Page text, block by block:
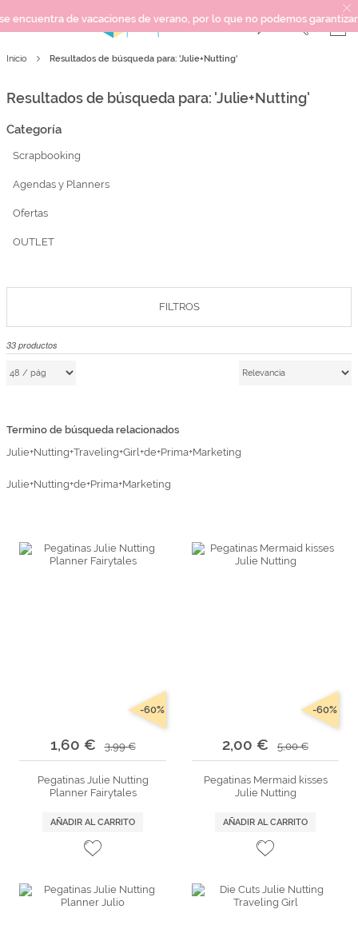
vacaciones de verano, por lo que no podemos garantizar los
OUTLET
Marcas
Top Ventas
Temática
SCRAPBOOKING
CRAFT Y DIY
PAPELERÍA Y FIESTAS
REGALOS
Inicio Resultados de búsqueda para: 'Julie+Nutting'
Resultados de búsqueda para: 'Julie+Nutting'
33 productos
Termino de búsqueda relacionados
Julie+Nutting+Traveling+Girl+de+Prima+Marketing
Julie+Nutting+de+Prima+Marketing
1,60 € 3,99 €
-60%
Pegatinas Julie Nutting
Planner Fairytales
AÑADIR AL CARRITO
2,00 € 5,00 €
-60%
Pegatinas Mermaid kisses
Julie Nutting
AÑADIR AL CARRITO
Categoría
Scrapbooking
Agendas y Planners
Ofertas
OUTLET
FILTROS